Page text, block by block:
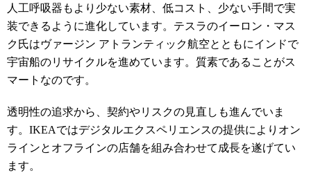
人工呼吸器もより少ない素材、低コスト、少ない手間で実
装できるように進化しています。テスラのイーロン・マス
ク氏はヴァージン アトランティック航空とともにインドで
宇宙船のリサイクルを進めています。質素であることがス
マートなのです。
透明性の追求から、契約やリスクの見直しも進んでいま
す。IKEAではデジタルエクスペリエンスの提供によりオン
ラインとオフラインの店舗を組み合わせて成長を遂げてい
ます。